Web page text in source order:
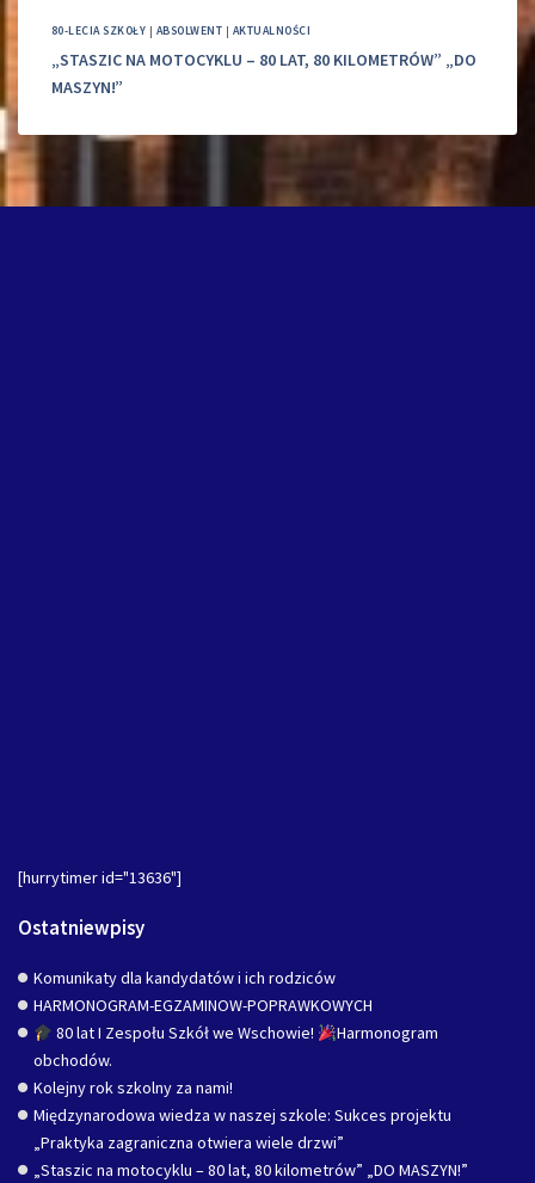
80-LECIA SZKOŁY | ABSOLWENT | AKTUALNOŚCI
„STASZIC NA MOTOCYKLU – 80 LAT, 80 KILOMETRÓW” „DO
MASZYN!”
[hurrytimer id="13636"]
Ostatniewpisy
Komunikaty dla kandydatów i ich rodziców
HARMONOGRAM-EGZAMINOW-POPRAWKOWYCH
80 lat I Zespołu Szkół we Wschowie!
Harmonogram
obchodów.
Kolejny rok szkolny za nami!
Międzynarodowa wiedza w naszej szkole: Sukces projektu
„Praktyka zagraniczna otwiera wiele drzwi”
„Staszic na motocyklu – 80 lat, 80 kilometrów” „DO MASZYN!”